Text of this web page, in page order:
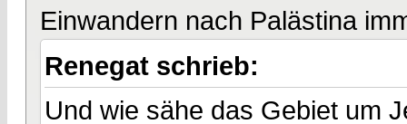
Einwandern nach Palästina
Renegat schrieb:
Und wie sähe das Gebiet um